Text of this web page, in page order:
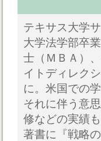
テキサス大学
大学法学部卒
士（ＭＢＡ）
イトディレク
に。米国での
それに伴う意
修などの実績も
著書に『戦略